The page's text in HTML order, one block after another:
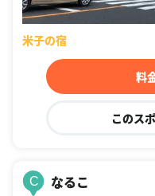
米子の宿
料
このス
C なるこ